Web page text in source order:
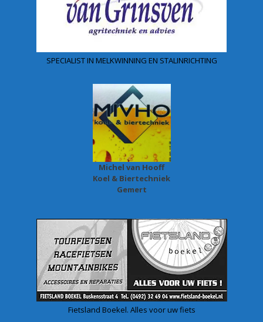
SPECIALIST IN MELKWINNING EN STALINRICHTING
Michel van Hooff
Koel & Biertechniek
Gemert
Fietsland Boekel. Alles voor uw fiets